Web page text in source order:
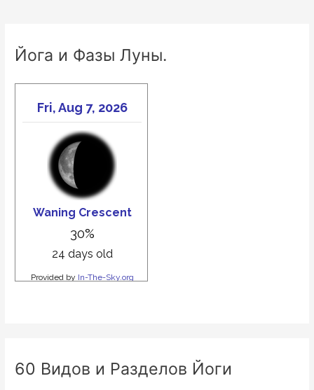
Йога и Фазы Луны.
60 Видов и Разделов Йоги